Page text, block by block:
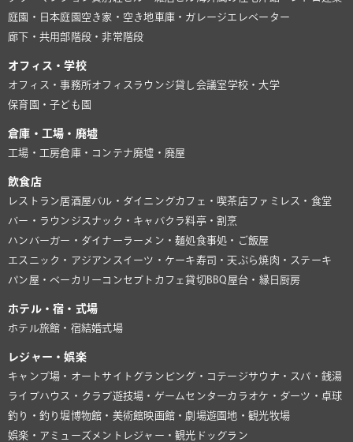
庭園・日本庭園 空き家・空き地 車庫・ガレージ エレベーター
廊下・共用部 階段・非常階段
オフィス・学校
オフィス・事務所オフィスラウンジ貸し会議室学校・大学
保育園・子ども園
倉庫・工場・廃墟
工場・工房倉庫・コンテナ廃墟・廃屋
飲食店
レストラン居酒屋バル・ダイニングカフェ・喫茶店ファミレス・食堂
バー・ラウンジ スナック・キャバクラ料亭・割烹
ハンバーガー・ダイナーラーメン・麺処食事処・ご飯屋
エスニック・アジアン スイーツ・ケーキ寿司・天ぷら焼肉・ステーキ
パン屋・ベーカリー コンセプトカフェ貸切BBQ 屋台・縁日 厨房
ホテル・宿・式場
ホテル旅館・宿結婚式場
レジャー・娯楽
キャンプ場・オートサイト グランピング・コテージサウナ・スパ・銭湯
ライブハウス・クラブ遊技場・ゲームセンターカラオケ・ダーツ・卓球
釣り・釣り堀博物館・美術館映画館・劇場遊園地・観光牧場
娯楽・アミューズメント レジャー・観光 ドッグラン